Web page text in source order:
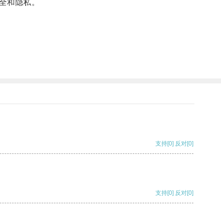
和隐私。
支持[0] 反对[0]
支持[0] 反对[0]